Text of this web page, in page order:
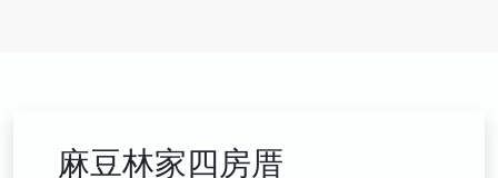
麻豆林家四房厝